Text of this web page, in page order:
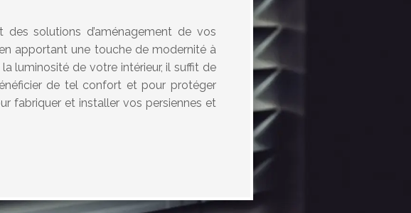
solutions d’aménagement de vos
apportant une touche de modernité à
luminosité de votre intérieur, il suffit de
de tel confort et pour protéger
fabriquer et installer vos persiennes et